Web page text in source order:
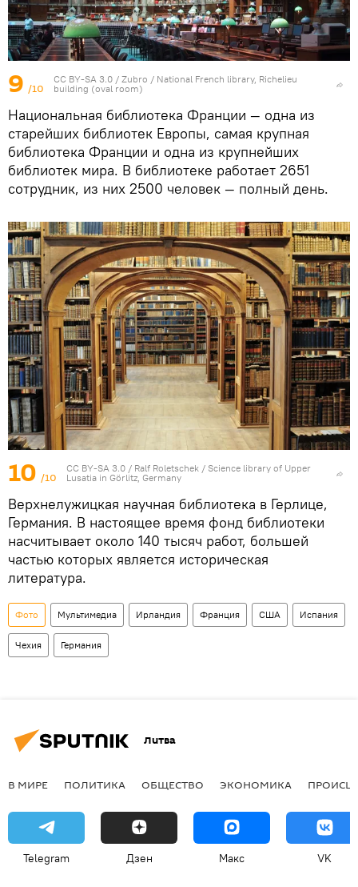
9 /10
CC BY-SA 3.0 / Zubro / National French library, Richelieu
building (oval room)
Национальная библиотека Франции — одна из
старейших библиотек Европы, самая крупная
библиотека Франции и одна из крупнейших
библиотек мира. В библиотеке работает 2651
сотрудник, из них 2500 человек — полный день.
10 /10
CC BY-SA 3.0 / Ralf Roletschek / Science library of Upper
Lusatia in Görlitz, Germany
Верхнелужицкая научная библиотека в Герлице,
Германия. В настоящее время фонд библиотеки
насчитывает около 140 тысяч работ, большей
частью которых является историческая
литература.
Фото Мультимедиа Ирландия Франция США Испания
Чехия Германия
Литва
В МИРЕ ПОЛИТИКА ОБЩЕСТВО ЭКОНОМИКА
Telegram Дзен Макс VK